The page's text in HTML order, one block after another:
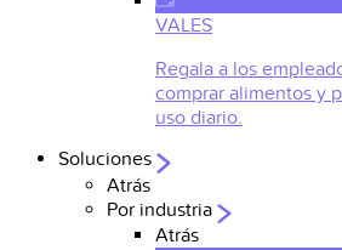
VALES
Regala a los
comprar alimentos y
uso diario.
Soluciones
Atrás
Por industria
Atrás